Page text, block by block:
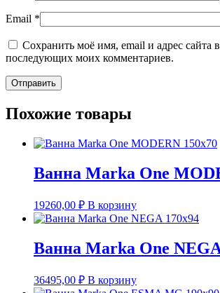
Email *
Сохранить моё имя, email и адрес сайта
последующих моих комментариев.
Похожие товары
Ванна Marka One
19260,00 ₽ В корзину
Ванна Marka One
36495,00 ₽ В корзину